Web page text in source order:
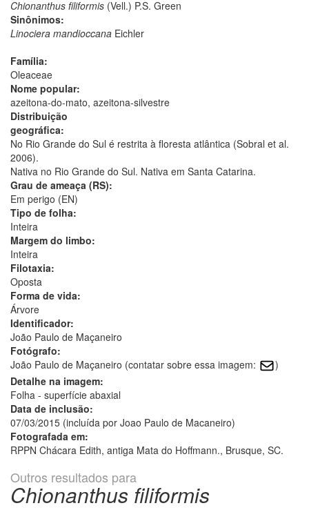
Chionanthus filiformis (Vell.) P.S. Green
Sinônimos:
Linociera mandioccana Eichler
Família:
Oleaceae
Nome popular:
azeitona-do-mato, azeitona-silvestre
Distribuição
geográfica:
No Rio Grande do Sul é restrita à floresta atlântica (Sobral et al.
2006).
Nativa no Rio Grande do Sul. Nativa em Santa Catarina.
Grau de ameaça (RS):
Em perigo (EN)
Tipo de folha:
Inteira
Margem do limbo:
Inteira
Filotaxia:
Oposta
Forma de vida:
Árvore
Identificador:
João Paulo de Maçaneiro
Fotógrafo:
João Paulo de Maçaneiro (contatar sobre essa imagem:
)
Detalhe na imagem:
Folha - superfície abaxial
Data de inclusão:
07/03/2015 (incluída por Joao Paulo de Macaneiro)
Fotografada em:
RPPN Chácara Edith, antiga Mata do Hoffmann., Brusque, SC.
Outros resultados para
Chionanthus filiformis